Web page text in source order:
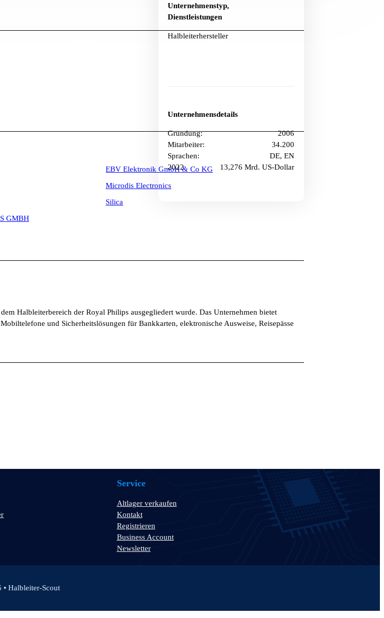
EBV Elektronik GmbH & Co KG
Microdis Electronics
Silica
GMBH
Unternehmenstyp,
Dienstleistungen
Halbleiterhersteller
Unternehmensdetails
Gründung:
2006
Mitarbeiter:
34.200
Sprachen:
DE, EN
2022
13,276 Mrd. US-Dollar
Halbleiterbereich der Royal Philips ausgegliedert wurde. Das Unternehmen bietet
und Sicherheitslösungen für Bankkarten, elektronische Ausweise, Reisepässe
Service
Altlager verkaufen
Kontakt
Registrieren
Business Account
Newsletter
Halbleiter-Scout